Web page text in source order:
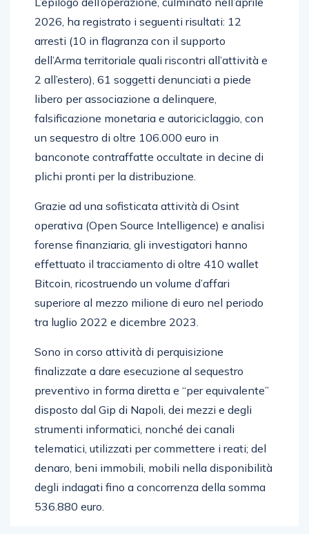
2026, ha registrato i seguenti risultati: 12
arresti (10 in flagranza con il supporto
dell’Arma territoriale quali riscontri all’attività e
2 all’estero), 61 soggetti denunciati a piede
libero per associazione a delinquere,
falsificazione monetaria e autoriciclaggio, con
un sequestro di oltre 106.000 euro in
banconote contraffatte occultate in decine di
plichi pronti per la distribuzione.
Grazie ad una sofisticata attività di Osint
operativa (Open Source Intelligence) e analisi
forense finanziaria, gli investigatori hanno
effettuato il tracciamento di oltre 410 wallet
Bitcoin, ricostruendo un volume d’affari
superiore al mezzo milione di euro nel periodo
tra luglio 2022 e dicembre 2023.
Sono in corso attività di perquisizione
finalizzate a dare esecuzione al sequestro
preventivo in forma diretta e “per equivalente”
disposto dal Gip di Napoli, dei mezzi e degli
strumenti informatici, nonché dei canali
telematici, utilizzati per commettere i reati; del
denaro, beni immobili, mobili nella disponibilità
degli indagati fino a concorrenza della somma
536.880 euro.